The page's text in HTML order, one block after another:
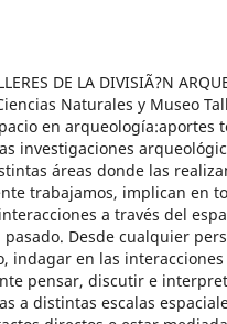
DE LA DIVISIÃ?N
Naturales y Museo
en arqueología:aportes
investigaciones
áreas donde las
trabajamos, implican en
a través del
Desde cualquier
indagar en las
pensar, discutir e
a distintas escalas